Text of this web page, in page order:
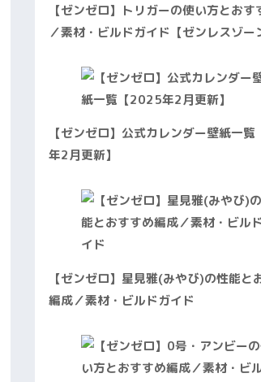
【ゼンゼロ】トリガーの使い方とおす
／素材・ビルドガイド【ゼンレスゾー
【ゼンゼロ】公式カレンダー壁紙一
年2月更新】
【ゼンゼロ】星見雅(みやび)の性能と
編成／素材・ビルドガイド